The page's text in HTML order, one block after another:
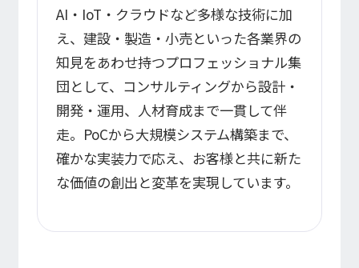
AI・IoT・クラウドなど多様な技術に加
え、建設・製造・小売といった各業界の
知見をあわせ持つプロフェッショナル集
団として、コンサルティングから設計・
開発・運用、人材育成まで一貫して伴
走。PoCから大規模システム構築まで、
確かな実装力で応え、お客様と共に新た
な価値の創出と変革を実現しています。